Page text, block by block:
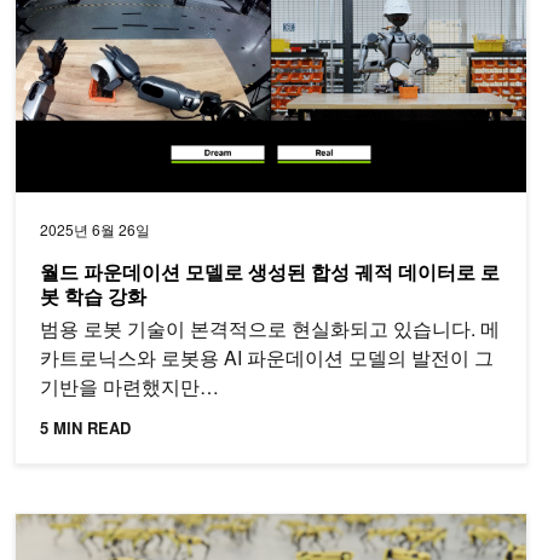
2025년 6월 26일
월드 파운데이션 모델로 생성된 합성 궤적 데이터로 로
봇 학습 강화
범용 로봇 기술이 본격적으로 현실화되고 있습니다. 메
카트로닉스와 로봇용 AI 파운데이션 모델의 발전이 그
기반을 마련했지만…
5 MIN READ
시뮬레이션과 현실의 간극 좁히기: NVIDIA Isaac Lab을 통한